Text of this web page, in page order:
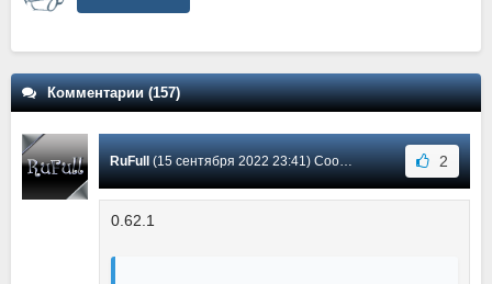
Комментарии (157)
RuFull(15 сентября 2022 23:41) Сообщение #34 2
0.62.1